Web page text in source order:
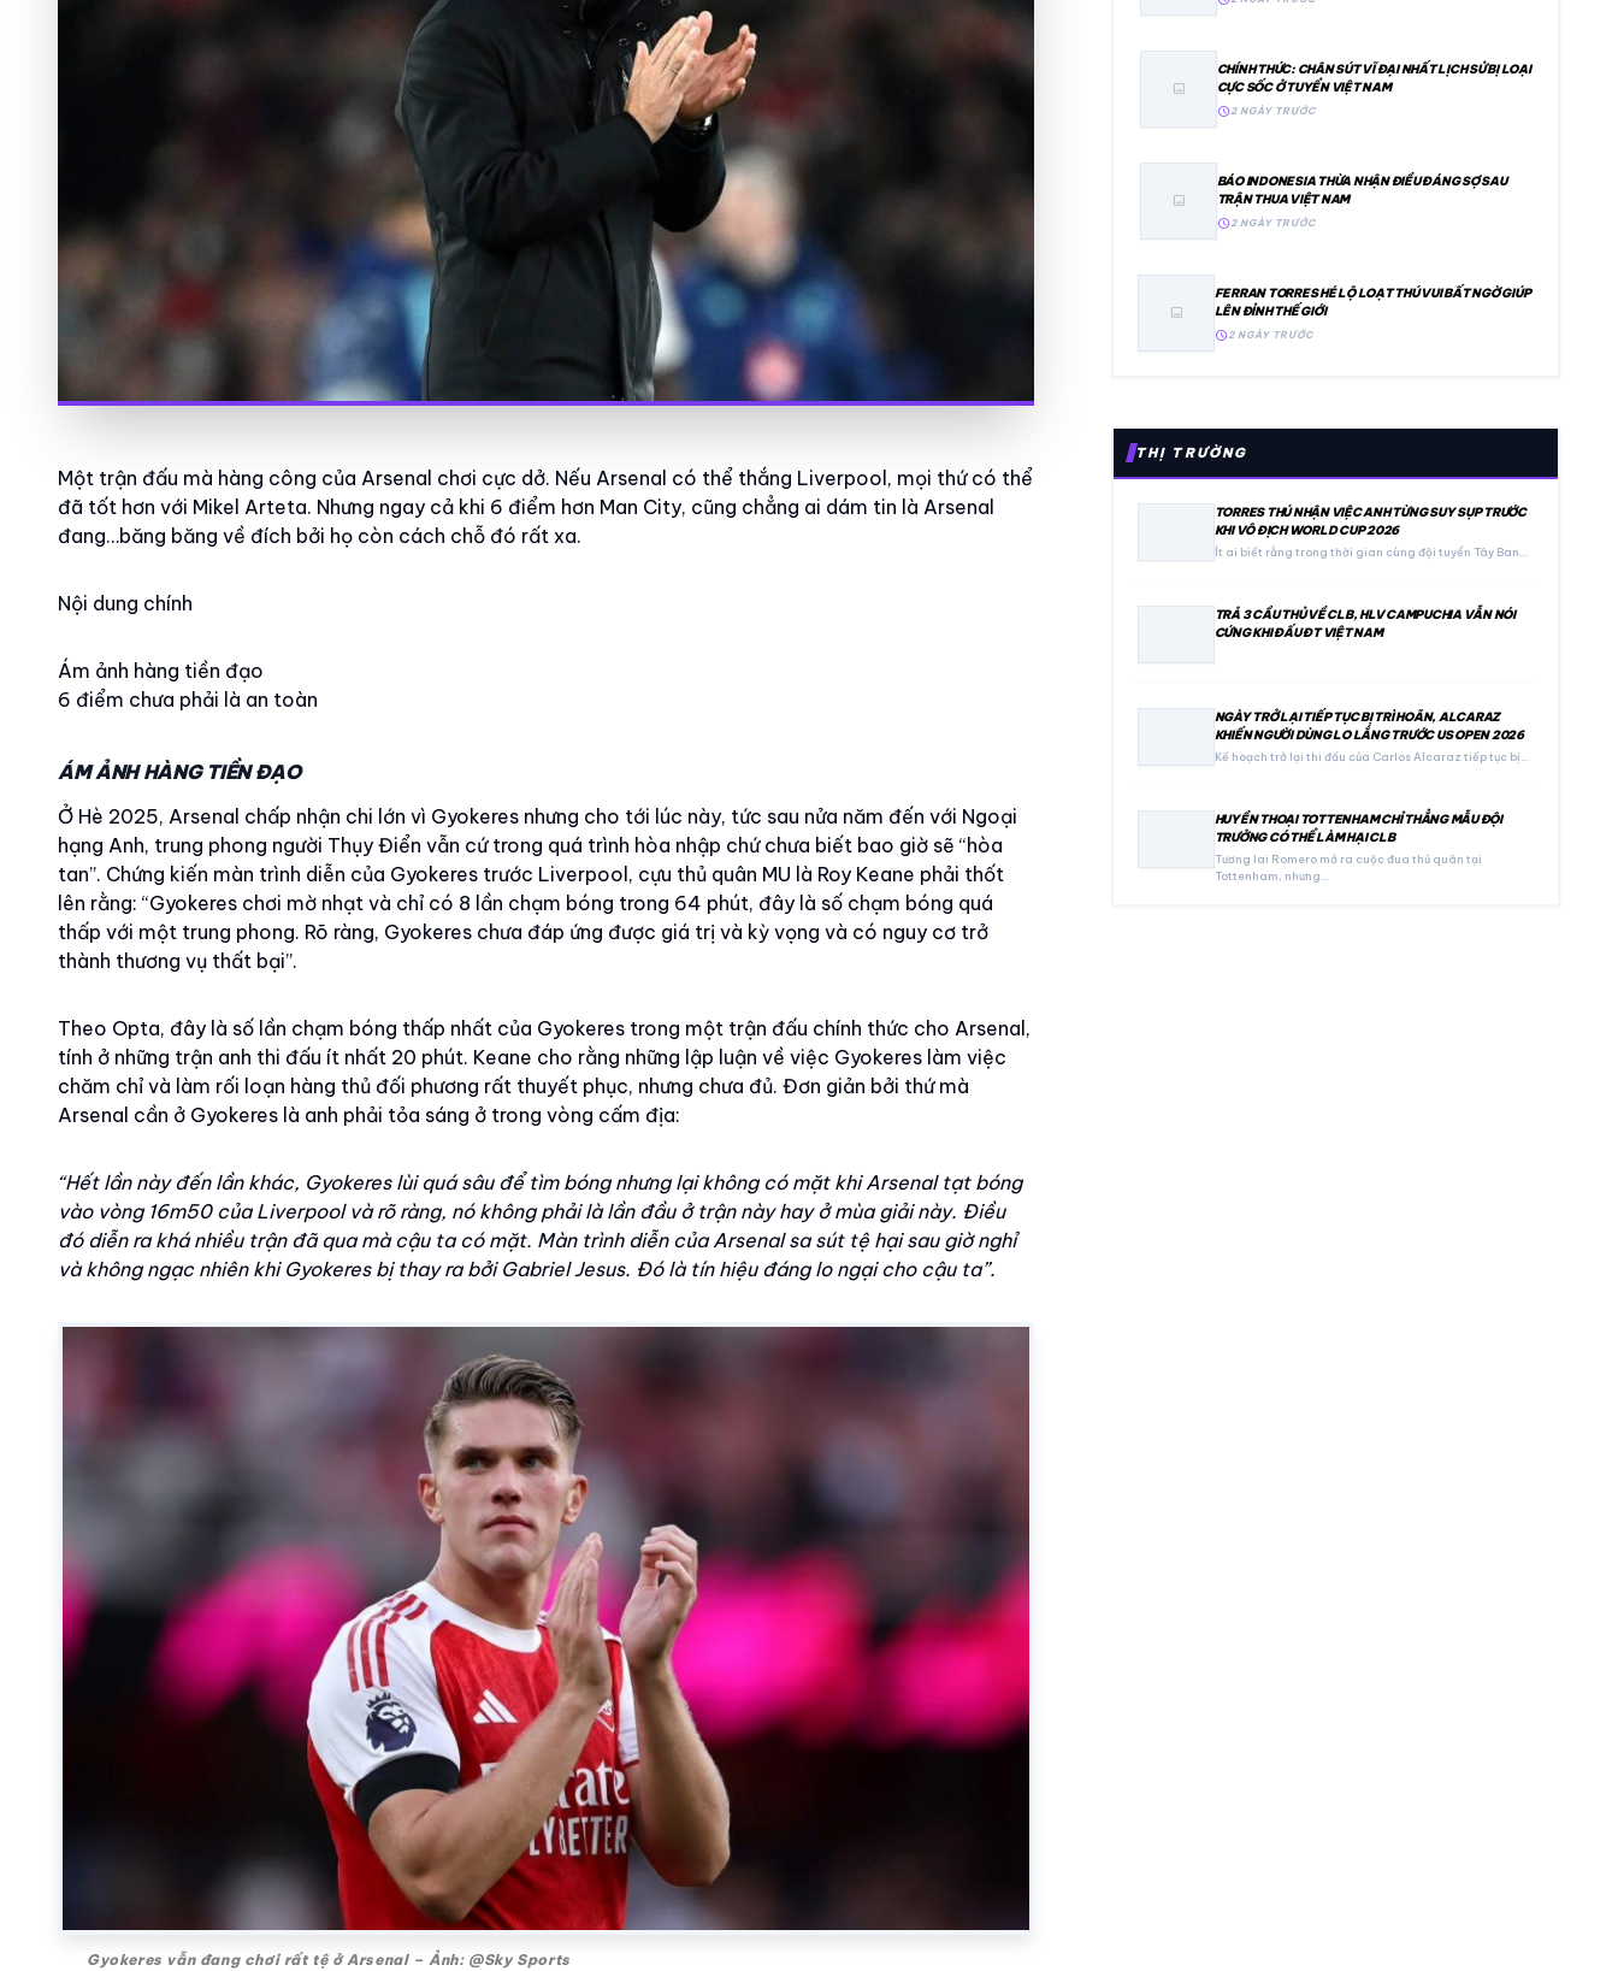
Một trận đấu mà hàng công của Arsenal chơi cực dở. Nếu Arsenal có thể thắng Liverpool, mọi thứ có thể
đã tốt hơn với Mikel Arteta. Nhưng ngay cả khi 6 điểm hơn Man City, cũng chẳng ai dám tin là Arsenal
đang…băng băng về đích bởi họ còn cách chỗ đó rất xa.
Nội dung chính
Ám ảnh hàng tiền đạo
6 điểm chưa phải là an toàn
ÁM ẢNH HÀNG TIỀN ĐẠO
Ở Hè 2025, Arsenal chấp nhận chi lớn vì Gyokeres nhưng cho tới lúc này, tức sau nửa năm đến với Ngoại
hạng Anh, trung phong người Thụy Điển vẫn cứ trong quá trình hòa nhập chứ chưa biết bao giờ sẽ “hòa
tan”. Chứng kiến màn trình diễn của Gyokeres trước Liverpool, cựu thủ quân MU là Roy Keane phải thốt
lên rằng: “Gyokeres chơi mờ nhạt và chỉ có 8 lần chạm bóng trong 64 phút, đây là số chạm bóng quá
thấp với một trung phong. Rõ ràng, Gyokeres chưa đáp ứng được giá trị và kỳ vọng và có nguy cơ trở
thành thương vụ thất bại”.
Theo Opta, đây là số lần chạm bóng thấp nhất của Gyokeres trong một trận đấu chính thức cho Arsenal,
tính ở những trận anh thi đấu ít nhất 20 phút. Keane cho rằng những lập luận về việc Gyokeres làm việc
chăm chỉ và làm rối loạn hàng thủ đối phương rất thuyết phục, nhưng chưa đủ. Đơn giản bởi thứ mà
Arsenal cần ở Gyokeres là anh phải tỏa sáng ở trong vòng cấm địa:
“Hết lần này đến lần khác, Gyokeres lùi quá sâu để tìm bóng nhưng lại không có mặt khi Arsenal tạt bóng
vào vòng 16m50 của Liverpool và rõ ràng, nó không phải là lần đầu ở trận này hay ở mùa giải này. Điều
đó diễn ra khá nhiều trận đã qua mà cậu ta có mặt. Màn trình diễn của Arsenal sa sút tệ hại sau giờ nghỉ
và không ngạc nhiên khi Gyokeres bị thay ra bởi Gabriel Jesus. Đó là tín hiệu đáng lo ngại cho cậu ta”.
Gyokeres vẫn đang chơi rất tệ ở Arsenal – Ảnh: @Sky Sports
image
CHÍNH THỨC: CHÂN SÚT VĨ ĐẠI NHẤT LỊCH SỬ BỊ LOẠI
CỰC SỐC Ở TUYỂN VIỆT NAM
schedule2 NGÀY TRƯỚC
image
BÁO INDONESIA THỪA NHẬN ĐIỀU ĐÁNG SỢ SAU
TRẬN THUA VIỆT NAM
schedule2 NGÀY TRƯỚC
image
FERRAN TORRES HÉ LỘ LOẠT THÚ VUI BẤT NGỜ GIÚP
LÊN ĐỈNH THẾ GIỚI
schedule2 NGÀY TRƯỚC
THỊ TRƯỜNG
TORRES THÚ NHẬN VIỆC ANH TỪNG SUY SỤP TRƯỚC
KHI VÔ ĐỊCH WORLD CUP 2026
Ít ai biết rằng trong thời gian cùng đội tuyển Tây Ban…
TRẢ 3 CẦU THỦ VỀ CLB, HLV CAMPUCHIA VẪN NÓI
CỨNG KHI ĐẤU ĐT VIỆT NAM
NGÀY TRỞ LẠI TIẾP TỤC BỊ TRÌ HOÃN, ALCARAZ
KHIẾN NGƯỜI DÙNG LO LẮNG TRƯỚC US OPEN 2026
Kế hoạch trở lại thi đấu của Carlos Alcaraz tiếp tục bị…
HUYỀN THOẠI TOTTENHAM CHỈ THẲNG MẪU ĐỘI
TRƯỞNG CÓ THỂ LÀM HẠI CLB
Tương lai Romero mở ra cuộc đua thủ quân tại
Tottenham, nhưng…